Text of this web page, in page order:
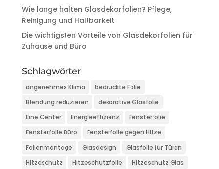
Wie lange halten Glasdekorfolien? Pflege,
Reinigung und Haltbarkeit
Die wichtigsten Vorteile von Glasdekorfolien für
Zuhause und Büro
Schlagwörter
angenehmes Klima
bedruckte Folie
Blendung reduzieren
dekorative Glasfolie
Eine Center
Energieeffizienz
Fensterfolie
Fensterfolie Büro
Fensterfolie gegen Hitze
Folienmontage
Glasdesign
Glasfolie für Türen
Hitzeschutz
Hitzeschutzfolie
Hitzeschutz Glas